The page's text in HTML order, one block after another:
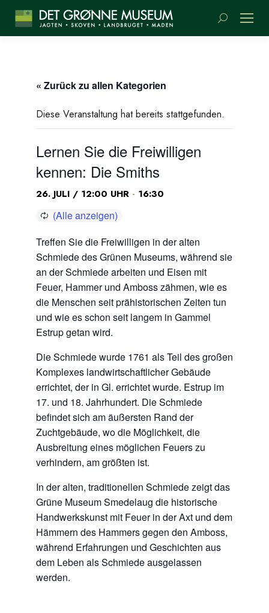
Suchen:
« Zurück zu allen Kategorien
Diese Veranstaltung hat bereits stattgefunden.
Lernen Sie die Freiwilligen
kennen: Die Smiths
26. JULI / 12:00 UHR - 16:30
Treffen Sie die Freiwilligen in der alten
Schmiede des Grünen Museums, während sie
an der Schmiede arbeiten und Eisen mit
Feuer, Hammer und Amboss zähmen, wie es
die Menschen seit prähistorischen Zeiten tun
und wie es schon seit langem in Gammel
Estrup getan wird.
Die Schmiede wurde 1761 als Teil des großen
Komplexes landwirtschaftlicher Gebäude
errichtet, der in Gl. errichtet wurde. Estrup im
17. und 18. Jahrhundert. Die Schmiede
befindet sich am äußersten Rand der
Zuchtgebäude, wo die Möglichkeit, die
Ausbreitung eines möglichen Feuers zu
verhindern, am größten ist.
In der alten, traditionellen Schmiede zeigt das
Grüne Museum Smedelaug die historische
Handwerkskunst mit Feuer in der Axt und dem
Hämmern des Hammers gegen den Amboss,
während Erfahrungen und Geschichten aus
dem Leben als Schmiede ausgelassen
werden.